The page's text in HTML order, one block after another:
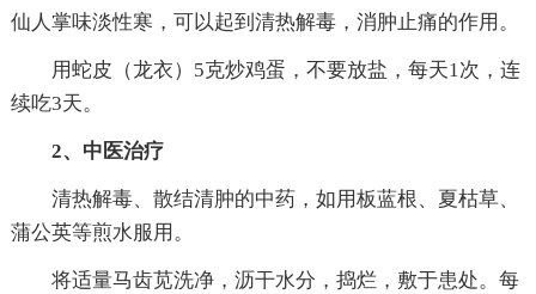
仙人掌味淡性寒，可以起到清热解毒，消肿止痛的作用。
用蛇皮（龙衣）5克炒鸡蛋，不要放盐，每天1次，连
续吃3天。
2、中医治疗
清热解毒、散结清肿的中药，如用板蓝根、夏枯草、
蒲公英等煎水服用。
将适量马齿苋洗净，沥干水分，捣烂，敷于患处。每